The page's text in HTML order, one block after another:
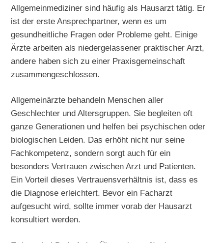
Allgemeinmediziner sind häufig als Hausarzt tätig. Er
ist der erste Ansprechpartner, wenn es um
gesundheitliche Fragen oder Probleme geht. Einige
Ärzte arbeiten als niedergelassener praktischer Arzt,
andere haben sich zu einer Praxisgemeinschaft
zusammengeschlossen.
Allgemeinärzte behandeln Menschen aller
Geschlechter und Altersgruppen. Sie begleiten oft
ganze Generationen und helfen bei psychischen oder
biologischen Leiden. Das erhöht nicht nur seine
Fachkompetenz, sondern sorgt auch für ein
besonders Vertrauen zwischen Arzt und Patienten.
Ein Vorteil dieses Vertrauensverhältnis ist, dass es
die Diagnose erleichtert. Bevor ein Facharzt
aufgesucht wird, sollte immer vorab der Hausarzt
konsultiert werden.